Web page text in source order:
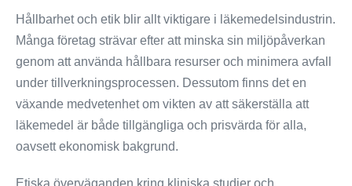
Hållbarhet och etik blir allt viktigare i läkemedelsindustrin.
Många företag strävar efter att minska sin miljöpåverkan
genom att använda hållbara resurser och minimera avfall
under tillverkningsprocessen. Dessutom finns det en
växande medvetenhet om vikten av att säkerställa att
läkemedel är både tillgängliga och prisvärda för alla,
oavsett ekonomisk bakgrund.
Etiska överväganden kring kliniska studier och